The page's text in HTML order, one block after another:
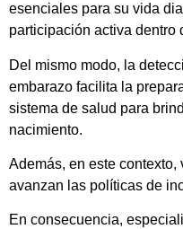
esenciales para su vida
participación activa dentro
Del mismo modo, la
embarazo facilita la
sistema de salud para
nacimiento.
Además, en este
avanzan las políticas de
En consecuencia,